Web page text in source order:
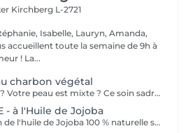
Kirchberg L-2721
Isabelle, Lauryn, Amanda,
accueillent toute la semaine de 9h à
20h dans la bonne humeur ! La...
charbon végétal
Votre teint est brouillé ? Votre peau est mixte ? Ce soin sadresse à vous. Votre peau est nettoyée par une exfoliation douce, sous vapeur, complétée par une extraction des comédons. Pour finir, lapplication dun masque purifie la zone médiane (front, nez, menton), et hydrate le reste de votre visage. Detoxifié et hydraté, votre visage retrouve un teint unifié et lumineux. Bénéfices : Detoxifié et hydraté, votre visage retrouve un teint unifié et lumineux.
- à l'Huile de Jojoba
Découvrez la sensation de l'huile de Jojoba 100 % naturelle sur votre peau. Nourrie, votre peau retrouve tout son confort. Libéré de ses tensions grâce aux mains habiles de notre esthéticienne, votre visage est détendu. Bénéfices : Nourrie, votre peau retrouve tout son confort.